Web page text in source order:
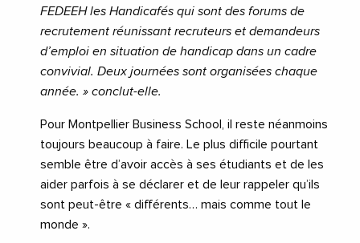
FEDEEH les Handicafés qui sont des forums de
recrutement réunissant recruteurs et demandeurs
d’emploi en situation de handicap dans un cadre
convivial. Deux journées sont organisées chaque
année. » conclut-elle.
Pour Montpellier Business School, il reste néanmoins
toujours beaucoup à faire. Le plus difficile pourtant
semble être d’avoir accès à ses étudiants et de les
aider parfois à se déclarer et de leur rappeler qu’ils
sont peut-être « différents… mais comme tout le
monde ».